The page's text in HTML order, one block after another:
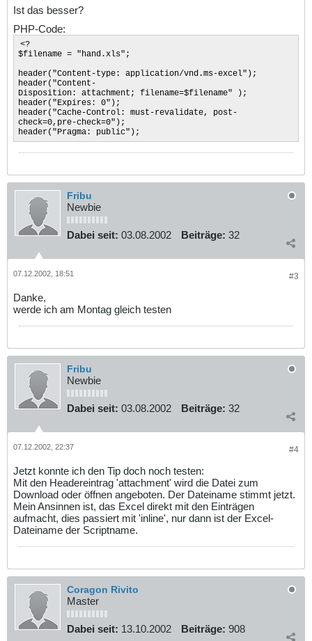
Ist das besser?
PHP-Code:
<?
$filename = "hand.xls";
header("Content-type: application/vnd.ms-excel");
header("Content-
Disposition: attachment; filename=$filename" );
header("Expires: 0");
header("Cache-Control: must-revalidate, post-
check=0,pre-check=0");
header("Pragma: public");
Fribu
Newbie
Dabei seit: 03.08.2002 Beiträge: 32
#3
07.12.2002, 18:51
Danke,
werde ich am Montag gleich testen
Fribu
Newbie
Dabei seit: 03.08.2002 Beiträge: 32
#4
07.12.2002, 22:37
Jetzt konnte ich den Tip doch noch testen:
Mit den Headereintrag 'attachment' wird die Datei zum
Download oder öffnen angeboten. Der Dateiname stimmt jetzt.
Mein Ansinnen ist, das Excel direkt mit den Einträgen
aufmacht, dies passiert mit 'inline', nur dann ist der Excel-
Dateiname der Scriptname.
Coragon Rivito
Master
Dabei seit: 13.10.2002 Beiträge: 908